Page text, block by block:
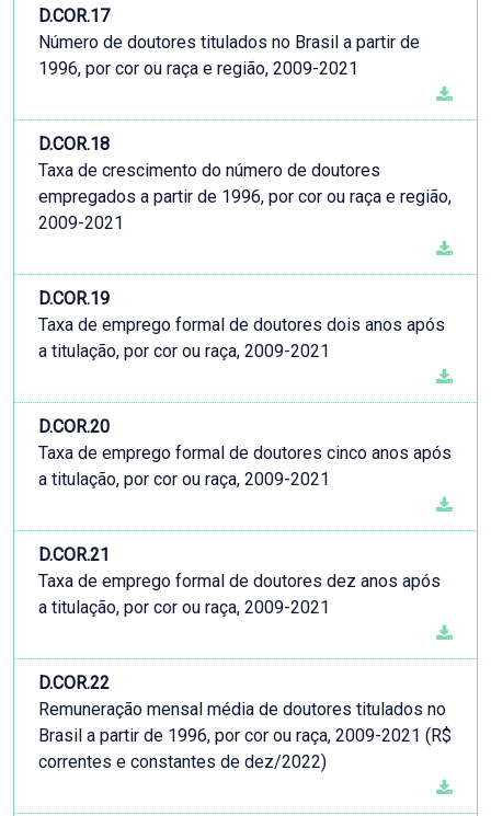
D.COR.17
Número de doutores titulados no Brasil a partir de
1996, por cor ou raça e região, 2009-2021
D.COR.18
Taxa de crescimento do número de doutores
empregados a partir de 1996, por cor ou raça e região,
2009-2021
D.COR.19
Taxa de emprego formal de doutores dois anos após
a titulação, por cor ou raça, 2009-2021
D.COR.20
Taxa de emprego formal de doutores cinco anos após
a titulação, por cor ou raça, 2009-2021
D.COR.21
Taxa de emprego formal de doutores dez anos após
a titulação, por cor ou raça, 2009-2021
D.COR.22
Remuneração mensal média de doutores titulados no
Brasil a partir de 1996, por cor ou raça, 2009-2021 (R$
correntes e constantes de dez/2022)